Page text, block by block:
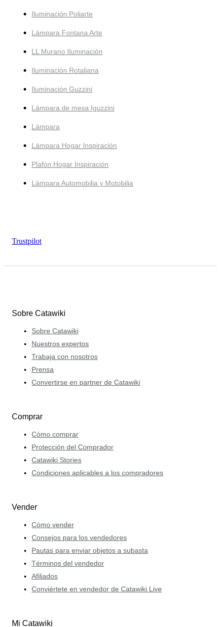
Iluminación Poliarte
Lámpara Fontana Arte
LL Murano Iluminación
Iluminación Rotaliana
Iluminación Guzzini
Lámpara de mesa Iguzzini
Lámpara
Lámpara Hogar Inspiración
Plafón Hogar Inspiración
Lámpara Automobilia y Motobilia
Trustpilot
Sobre Catawiki
Sobre Catawiki
Nuestros expertos
Trabaja con nosotros
Prensa
Convertirse en partner de Catawiki
Comprar
Cómo comprar
Protección del Comprador
Catawiki Stories
Condiciones aplicables a los compradores
Vender
Cómo vender
Consejos para los vendedores
Pautas para enviar objetos a subasta
Términos del vendedor
Afiliados
Conviértete en vendedor de Catawiki Live
Mi Catawiki